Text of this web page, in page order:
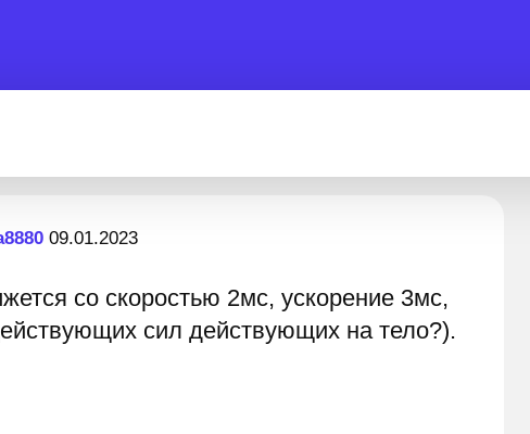
09.01.2023
со скоростью 2мс, ускорение 3мс,
сил действующих на тело?).
с
ответов Лучшие эксперты готовы помочь 24 часа